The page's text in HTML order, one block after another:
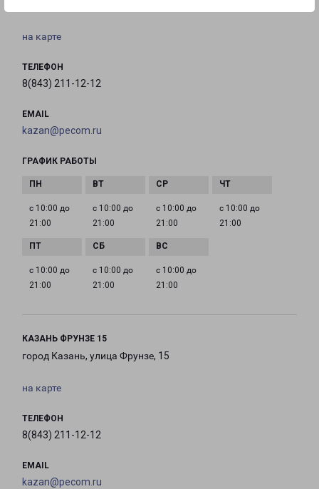
на карте
ТЕЛЕФОН
8(843) 211-12-12
EMAIL
kazan@pecom.ru
ГРАФИК РАБОТЫ
с 10:00 до
21:00
с 10:00 до
21:00
с 10:00 до
21:00
с 10:00 до
21:00
с 10:00 до
21:00
с 10:00 до
21:00
с 10:00 до
21:00
КАЗАНЬ ФРУНЗЕ 15
город Казань, улица Фрунзе, 15
на карте
ТЕЛЕФОН
8(843) 211-12-12
EMAIL
kazan@pecom.ru